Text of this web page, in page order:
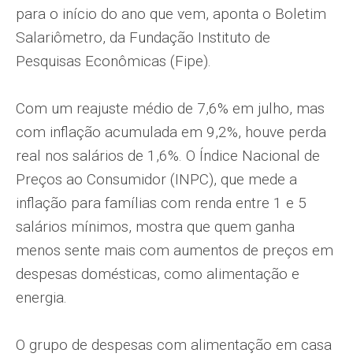
para o início do ano que vem, aponta o Boletim
Salariômetro, da Fundação Instituto de
Pesquisas Econômicas (Fipe).
Com um reajuste médio de 7,6% em julho, mas
com inflação acumulada em 9,2%, houve perda
real nos salários de 1,6%. O Índice Nacional de
Preços ao Consumidor (INPC), que mede a
inflação para famílias com renda entre 1 e 5
salários mínimos, mostra que quem ganha
menos sente mais com aumentos de preços em
despesas domésticas, como alimentação e
energia.
O grupo de despesas com alimentação em casa